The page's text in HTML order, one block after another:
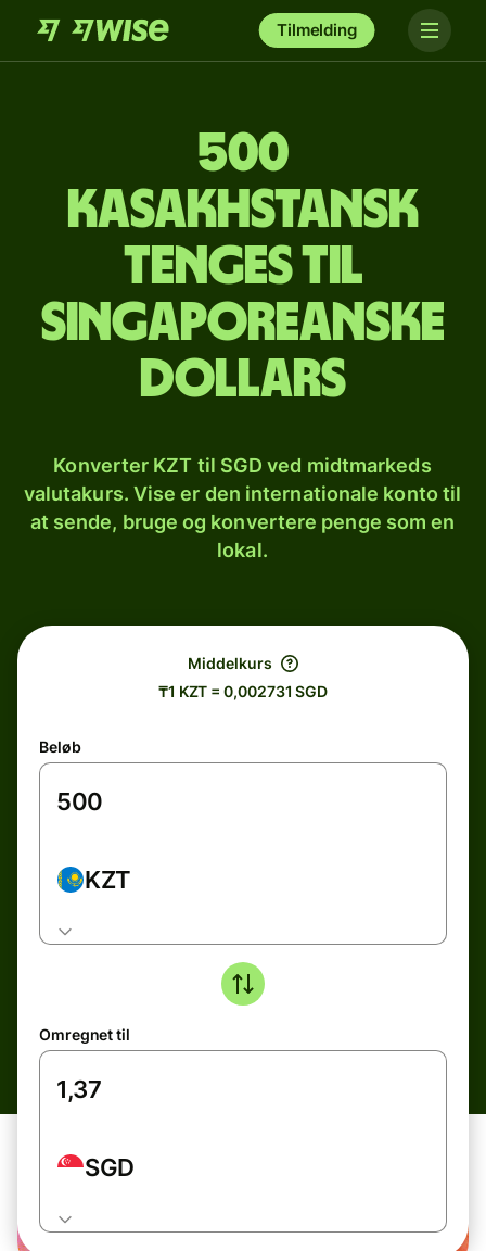
Tilmelding
500
kasakhstansk
tenges til
singaporeanske
dollars
Konverter KZT til SGD ved midtmarkeds
valutakurs. Vise er den internationale konto til
at sende, bruge og konvertere penge som en
lokal.
Middelkurs
₸1 KZT = 0,002731 SGD
Beløb
KZT
Omregnet til
SGD